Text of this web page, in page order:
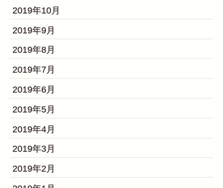
2019年10月
2019年9月
2019年8月
2019年7月
2019年6月
2019年5月
2019年4月
2019年3月
2019年2月